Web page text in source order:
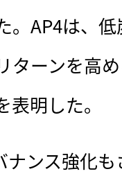
。AP4は、
ターンを高
明した。
ンス強化